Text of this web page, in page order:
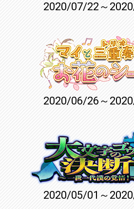
2020/07/22～
2020/06/26～
2020/05/01～